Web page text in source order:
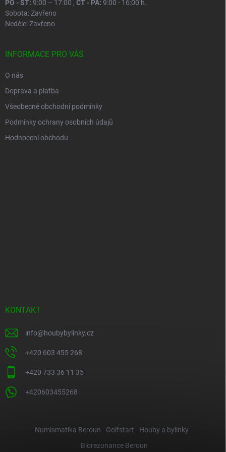
PO - ST: 9:00 – 17:00 , ČT - PÁ: 9:00 - 16:00 h.
Sobota: Zavřeno
Neděle: Zavřeno
INFORMACE PRO VÁS
O nás
Doprava a platba
Všeobecné obchodní podmínky
Podmínky ochrany osobních údajů
Hodnocení obchodu
KONTAKT
info@houbybylinky.cz
+420 603 455 268
+420 733 36 11 35
+420603455268
Numismatika Beroun Golfstart
Houby a bylinky
Biorezonance Beroun